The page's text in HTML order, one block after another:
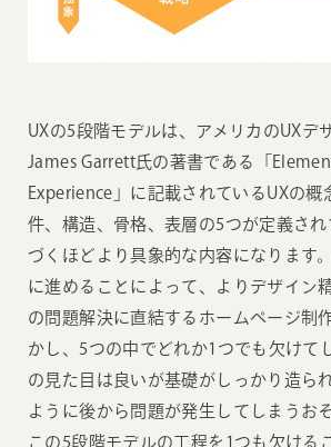
UXの5段階モデルは、アメリカのUXデ
James Garrett氏の著書である「
Experience」に記載されているUXの概
件、構造、骨格、表層の5つが定義さ
づくほどより具象的な内容になります
に進めることによって、よりデザイン
の問題解決に直結するホームページ制
かし、5つの中でどれか1つでも欠けて
の見た目は良いが基礎がしっかり造ら
ように後から問題が発生してしまうお
この5段階モデルの工程を1つも欠ける